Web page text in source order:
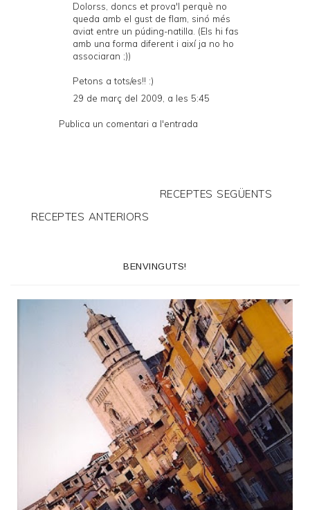
Dolorss, doncs et prova'l perquè no
queda amb el gust de flam, sinó més
aviat entre un púding-natilla. (Els hi fas
amb una forma diferent i així ja no ho
associaran ;))
Petons a tots/es!! :)
29 de març del 2009, a les 5:45
Publica un comentari a l'entrada
RECEPTES SEGÜENTS
RECEPTES ANTERIORS
BENVINGUTS!